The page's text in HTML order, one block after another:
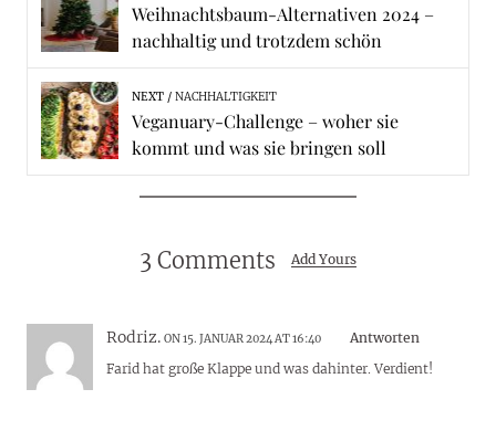
Weihnachtsbaum-Alternativen 2024 –
nachhaltig und trotzdem schön
NEXT NACHHALTIGKEIT
Veganuary-Challenge – woher sie
kommt und was sie bringen soll
3 Comments Add Yours
Rodriz. ON 15. JANUAR 2024 AT 16:40
Antworten
Farid hat große Klappe und was dahinter. Verdient!